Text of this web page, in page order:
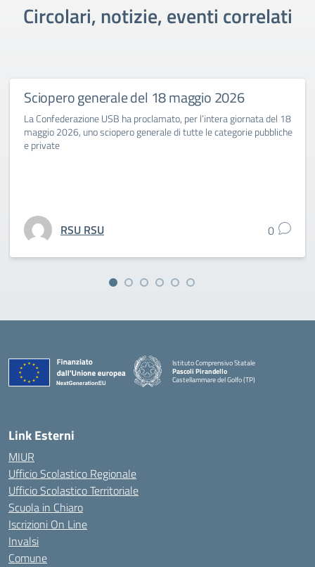
Circolari, notizie, eventi correlati
Sciopero generale del 18 maggio 2026
La Confederazione USB ha proclamato, per l’intera giornata del 18
maggio 2026, uno sciopero generale di tutte le categorie pubbliche
e private
RSU RSU 0
Istituto Comprensivo Statale
Pascoli Pirandello
Castellammare del Golfo (TP)
Link Esterni
MIUR
Ufficio Scolastico Regionale
Ufficio Scolastico Territoriale
Scuola in Chiaro
Iscrizioni On Line
Invalsi
Comune